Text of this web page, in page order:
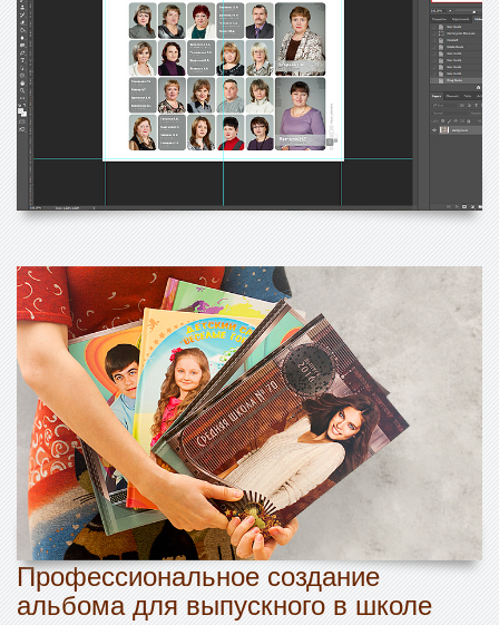
Профессиональное создание
альбома для выпускного в школе